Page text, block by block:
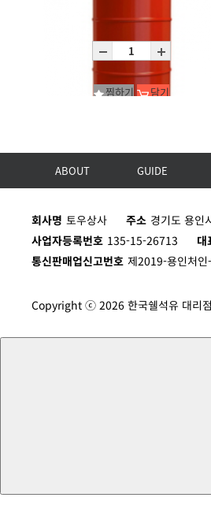
Spirax S4 TXM_1*200L
D200L
찜하기 담기
ABOUT GUIDE
회사명 토우상사 주소 경기도 용인
사업자등록번호 135-15-26713 대
통신판매업신고번호 제2019-용인처
Copyright ⓒ 2026 한국쉘석유 대리